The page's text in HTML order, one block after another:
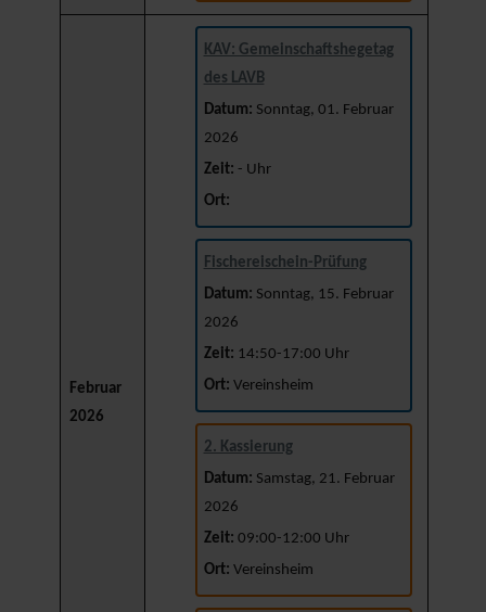
Februar
2026
KAV: Gemeinschaftshegetag
des LAVB
Datum: Sonntag, 01. Februar
2026
Zeit: - Uhr
Ort:
Fischereischein-Prüfung
Datum: Sonntag, 15. Februar
2026
Zeit: 14:50-17:00 Uhr
Ort: Vereinsheim
2. Kassierung
Datum: Samstag, 21. Februar
2026
Zeit: 09:00-12:00 Uhr
Ort: Vereinsheim